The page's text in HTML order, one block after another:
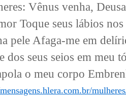
Vênus venha,
Toque seus lábios
pele Afaga-me em
dos seus seios em meu
o meu corpo